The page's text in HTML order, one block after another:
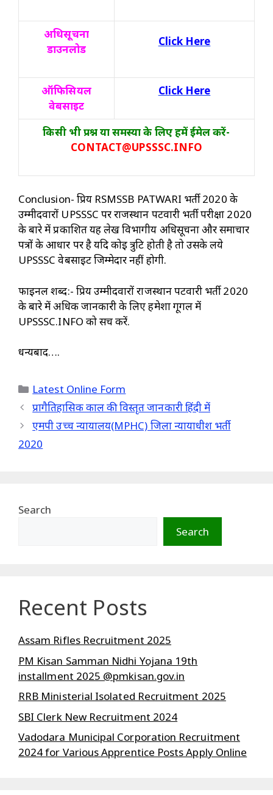
अधिसूचना
डाउनलोड
Click Here
ऑफिसियल
वेबसाइट
Click Here
किसी भी प्रश्न या समस्या के लिए हमें ईमेल करें-
CONTACT@UPSSSC.INFO
Conclusion- प्रिय RSMSSB PATWARI भर्ती 2020 के
उम्मीदवारों UPSSSC पर राजस्थान पटवारी भर्ती परीक्षा 2020
के बारे में प्रकाशित यह लेख विभागीय अधिसूचना और समाचार
पत्रों के आधार पर है यदि कोई त्रुटि होती है तो उसके लये
UPSSSC वेबसाइट जिम्मेदार नहीं होगी.
फाइनल शब्द:- प्रिय उम्मीदवारों राजस्थान पटवारी भर्ती 2020
के बारे में अधिक जानकारी के लिए हमेशा गूगल में
UPSSSC.INFO को सर्च करें.
धन्यबाद….
Categories
Latest Online Form
प्रागैतिहासिक काल की विस्तृत जानकारी हिंदी में
एमपी उच्च न्यायालय(MPHC) जिला न्यायाधीश भर्ती
2020
Search
Search
Recent Posts
Assam Rifles Recruitment 2025
PM Kisan Samman Nidhi Yojana 19th
installment 2025 @pmkisan.gov.in
RRB Ministerial Isolated Recruitment 2025
SBI Clerk New Recruitment 2024
Vadodara Municipal Corporation Recruitment
2024 for Various Apprentice Posts Apply Online